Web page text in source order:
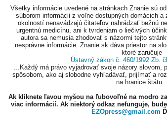
Všetky informácie uvedené na stránkach Znanie sú
súborom informácii z voľne dostupných domácich
okolností nenavádzajú čitateľov nahrádzať bežnú
urgentnú medicínu, ani k tvrdeniam o liečivých
autora sa nemusia zhodovať s názormi tejto
nesprávne informácie. Znanie.sk dáva priestor na
ktoré zaručuje
Ústavný zákon č. 460/1992 Zb.
...Každý má právo vyjadrovať svoje názory slovom,
spôsobom, ako aj slobodne vyhľadávať, prijímať a
na hranice štátu...
Ak kliknete ľavou myšou na ľubovoľné na modro
viac informácií. Ak niektorý odkaz nefunguje,
EZOpress@gmail.com